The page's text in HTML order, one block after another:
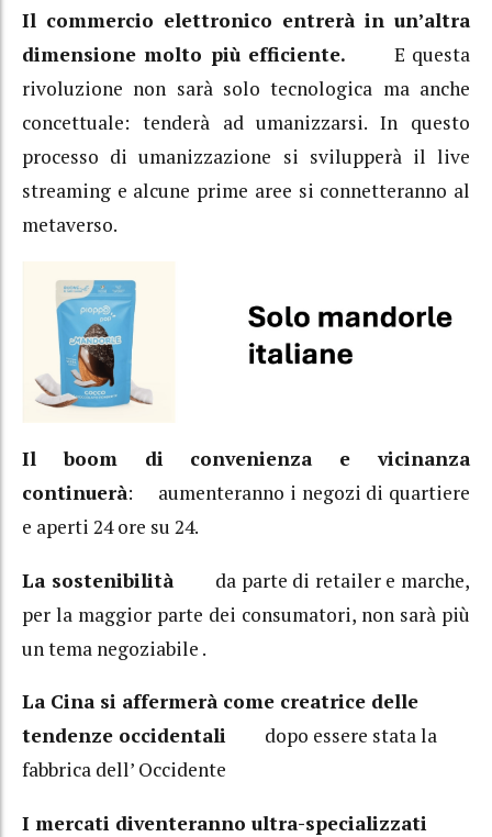
Il commercio elettronico entrerà in un’altra
dimensione molto più efficiente. E questa
rivoluzione non sarà solo tecnologica ma anche
concettuale: tenderà ad umanizzarsi. In questo
processo di umanizzazione si svilupperà il live
streaming e alcune prime aree si connetteranno al
metaverso.
Il boom di convenienza e vicinanza
continuerà: aumenteranno i negozi di quartiere
e aperti 24 ore su 24.
La sostenibilità da parte di retailer e marche,
per la maggior parte dei consumatori, non sarà più
un tema negoziabile .
La Cina si affermerà come creatrice delle
tendenze occidentali dopo essere stata la
fabbrica dell’ Occidente
I mercati diventeranno ultra-specializzati